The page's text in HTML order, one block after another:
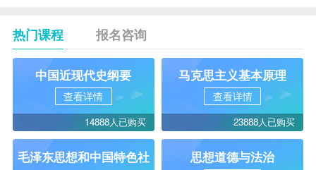
热门课程 报名咨询
中国近现代史纲要
查看详情
14888人已购买
马克思主义基本原理
查看详情
23888人已购买
毛泽东思想和中国特色社
思想道德与法治